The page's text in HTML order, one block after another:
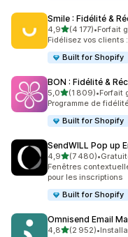
Smile : Fidélité &
4,9étoile(s) sur 5
(4 177)
4177 avis au total
•Forfait
Fidélisez vos clients
Built for Shopify
BON : Fidélité &
5,0étoile(s) sur 5
(1 809)
1809 avis au total
•Forfait
Programme de
Built for Shopify
SendWILL Pop up
4,9étoile(s) sur 5
(7 480)
7480 avis au total
•
Fenêtres
pour les inscriptions
Built for Shopify
Omnisend Email
4,8étoile(s) sur 5
(2 952)
2952 avis au total
•